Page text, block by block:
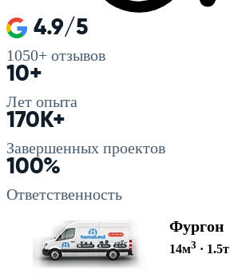
4.9/5
1050+ отзывов
10+
Лет опыта
170K+
Завершенных проектов
100%
Ответственность
Фургон
14м3 · 1.5т